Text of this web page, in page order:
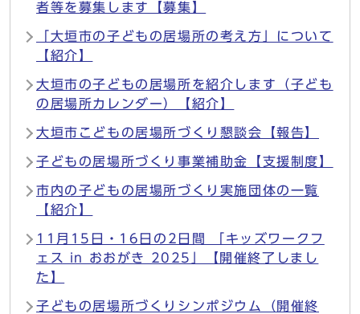
者等を募集します【募集】
「大垣市の子どもの居場所の考え方」について
【紹介】
大垣市の子どもの居場所を紹介します（子ども
の居場所カレンダー）【紹介】
大垣市こどもの居場所づくり懇談会【報告】
子どもの居場所づくり事業補助金【支援制度】
市内の子どもの居場所づくり実施団体の一覧
【紹介】
11月15日・16日の2日間 「キッズワークフ
ェス in おおがき 2025」【開催終了しまし
た】
子どもの居場所づくりシンポジウム（開催終